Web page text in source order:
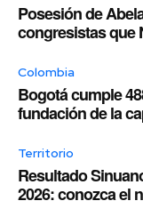
Posesión de
congresistas que
Colombia
Bogotá cumple
fundación de la
Territorio
Resultado
2026: conozca el